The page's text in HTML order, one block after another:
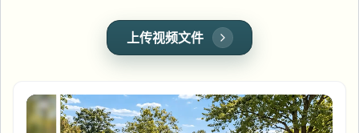
查看所有示例
模糊人脸
Browse every blur tool in one place
上传视频文件